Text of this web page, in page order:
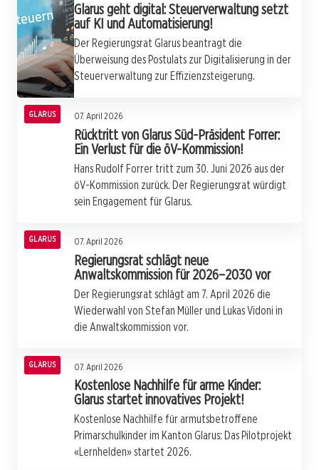
Glarus geht digital: Steuerverwaltung setzt
auf KI und Automatisierung!
Der Regierungsrat Glarus beantragt die
Überweisung des Postulats zur Digitalisierung in der
Steuerverwaltung zur Effizienzsteigerung.
GLARUS 07. April 2026
Rücktritt von Glarus Süd-Präsident Forrer:
Ein Verlust für die öV-Kommission!
Hans Rudolf Forrer tritt zum 30. Juni 2026 aus der
öV-Kommission zurück. Der Regierungsrat würdigt
sein Engagement für Glarus.
GLARUS 07. April 2026
Regierungsrat schlägt neue
Anwaltskommission für 2026–2030 vor
Der Regierungsrat schlägt am 7. April 2026 die
Wiederwahl von Stefan Müller und Lukas Vidoni in
die Anwaltskommission vor.
GLARUS 07. April 2026
Kostenlose Nachhilfe für arme Kinder:
Glarus startet innovatives Projekt!
Kostenlose Nachhilfe für armutsbetroffene
Primarschulkinder im Kanton Glarus: Das Pilotprojekt
«Lernhelden» startet 2026.